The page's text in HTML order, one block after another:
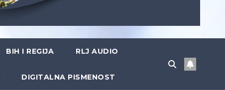
BIH I REGIJA RLJ AUDIO
DIGITALNA PISMENOST